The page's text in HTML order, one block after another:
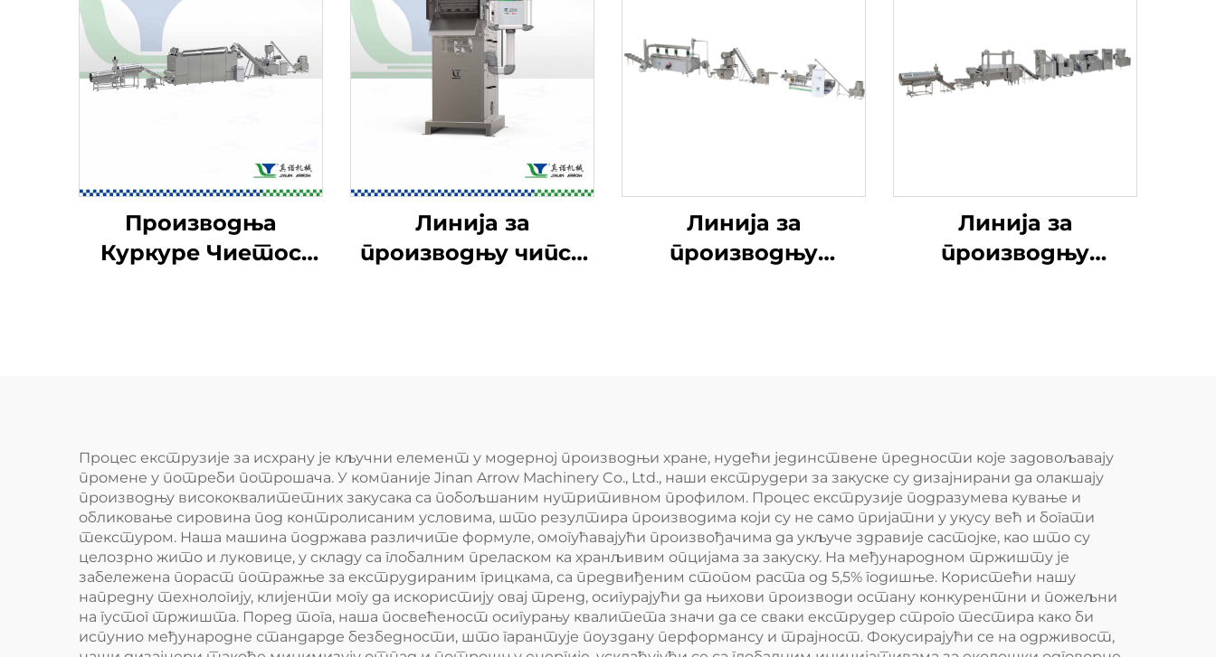
Производња
Куркуре Чиетос
Линија за
производњу чипса
Линија за
производњу
Линија за
производњу
Процес екструзије за исхрану је кључни елемент у модерној производњи хране, нудећи јединствене предности које задовољавају
промене у потреби потрошача. У компаније Jinan Arrow Machinery Co., Ltd., наши екструдери за закуске су дизајнирани да олакшају
производњу висококвалитетних закусака са побољшаним нутритивном профилом. Процес екструзије подразумева кување и
обликовање сировина под контролисаним условима, што резултира производима који су не само пријатни у укусу већ и богати
текстуром. Наша машина подржава различите формуле, омогућавајући произвођачима да укључе здравије састојке, као што су
целозрно жито и луковице, у складу са глобалним преласком ка хранљивим опцијама за закуску. На међународном тржишту је
забележена пораст потражње за екструдираним грицкама, са предвиђеним стопом раста од 5,5% годишње. Користећи нашу
напредну технологију, клијенти могу да искористију овај тренд, осигурајући да њихови производи остану конкурентни и пожељни
на густог тржишта. Поред тога, наша посвећеност осигурању квалитета значи да се сваки екструдер строго тестира како би
испунио међународне стандарде безбедности, што гарантује поуздану перформансу и трајност. Фокусирајући се на одрживост,